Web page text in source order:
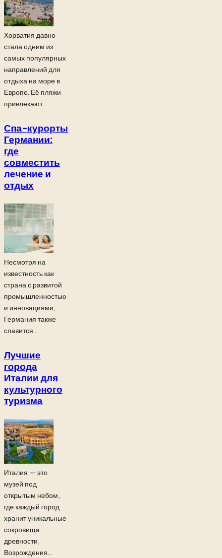
Хорватия давно
стала одним из
самых популярных
направлений для
отдыха на море в
Европе. Её пляжи
привлекают...
Спа-курорты
Германии:
где
совместить
лечение и
отдых
Несмотря на
известность как
страна с развитой
промышленностью
и инновациями,
Германия также
славится...
Лучшие
города
Италии для
культурного
туризма
Италия — это
музей под
открытым небом,
где каждый город
хранит уникальные
сокровища
древности,
Возрождения...